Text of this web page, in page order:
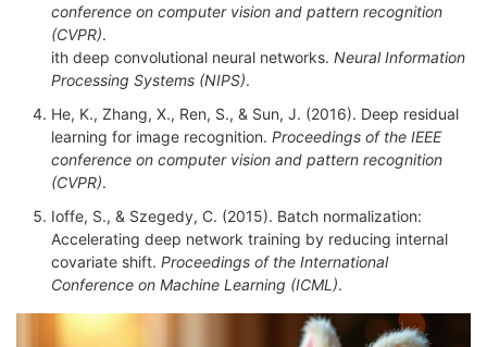
conference on computer vision and pattern recognition
(CVPR).
ith deep convolutional neural networks. Neural Information
Processing Systems (NIPS).
He, K., Zhang, X., Ren, S., & Sun, J. (2016). Deep residual
learning for image recognition. Proceedings of the IEEE
conference on computer vision and pattern recognition
(CVPR).
Ioffe, S., & Szegedy, C. (2015). Batch normalization:
Accelerating deep network training by reducing internal
covariate shift. Proceedings of the International
Conference on Machine Learning (ICML).